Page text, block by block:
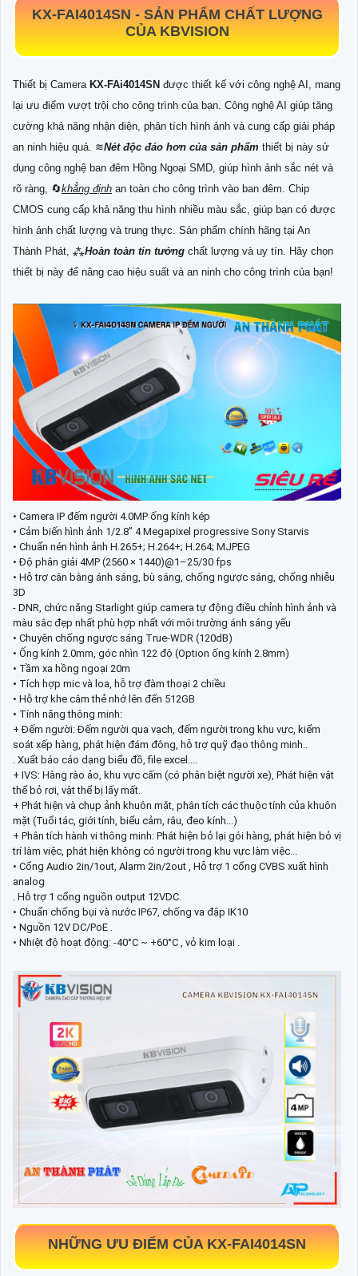
KX-FAI4014SN -SẢN PHẨM CHẤT LƯỢNG
CỦA KBVISION
Thiết bị Camera KX-FAi4014SN được thiết kế với công nghệ AI, mang
lại ưu điểm vượt trội cho công trình của bạn. Công nghệ AI giúp tăng
cường khả năng nhận diện, phân tích hình ảnh và cung cấp giải pháp
an ninh hiệu quả. ≋Nét độc đáo hơn của sản phẩm thiết bị này sử
dụng công nghệ ban đêm Hồng Ngoại SMD, giúp hình ảnh sắc nét và
rõ ràng, 🔄khẳng định an toàn cho công trình vào ban đêm. Chip
CMOS cung cấp khả năng thu hình nhiều màu sắc, giúp bạn có được
hình ảnh chất lượng và trung thực. Sản phẩm chính hãng tại An
Thành Phát, ⁂Hoàn toàn tin tưởng chất lượng và uy tín. Hãy chọn
thiết bị này để nâng cao hiệu suất và an ninh cho công trình của bạn!
• Camera IP đếm người 4.0MP ống kính kép
• Cảm biến hình ảnh 1/2.8” 4 Megapixel progressive Sony Starvis
• Chuẩn nén hình ảnh H.265+; H.264+; H.264; MJPEG
• Độ phân giải 4MP (2560 × 1440)@1–25/30 fps
• Hỗ trợ cân bằng ánh sáng, bù sáng, chống ngược sáng, chống nhiễu
3D
- DNR, chức năng Starlight giúp camera tự động điều chỉnh hình ảnh và
màu sắc đẹp nhất phù hợp nhất với môi trường ánh sáng yếu
• Chuyên chống ngược sáng True-WDR (120dB)
• Ống kính 2.0mm, góc nhìn 122 độ (Option ống kính 2.8mm)
• Tầm xa hồng ngoại 20m
• Tích hợp mic và loa, hỗ trợ đàm thoại 2 chiều
• Hỗ trợ khe cắm thẻ nhớ lên đến 512GB
• Tính năng thông minh:
+ Đếm người: Đếm người qua vạch, đếm người trong khu vực, kiểm
soát xếp hàng, phát hiện đám đông, hỗ trợ quỹ đạo thông minh..
. Xuất báo cáo dạng biểu đồ, file excel....
+ IVS: Hàng rào ảo, khu vực cấm (có phân biệt người xe), Phát hiện vật
thể bỏ rơi, vật thể bị lấy mất.
+ Phát hiện và chụp ảnh khuôn mặt, phân tích các thuộc tính của khuôn
mặt (Tuổi tác, giới tính, biểu cảm, râu, đeo kính...)
+ Phân tích hành vi thông minh: Phát hiện bỏ lại gói hàng, phát hiện bỏ vị
trí làm việc, phát hiện không có người trong khu vực làm việc...
• Cổng Audio 2in/1out, Alarm 2in/2out , Hỗ trợ 1 cổng CVBS xuất hình
analog
. Hỗ trợ 1 cổng nguồn output 12VDC.
• Chuẩn chống bụi và nước IP67, chống va đập IK10
• Nguồn 12V DC/PoE .
• Nhiệt độ hoạt động: -40°C ~ +60°C , vỏ kim loại .
NHỮNG ƯU ĐIỂM CỦAKX-FAI4014SN